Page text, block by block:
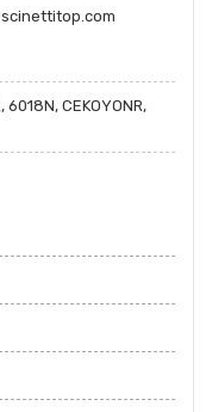
6018N, CEKOYONR,